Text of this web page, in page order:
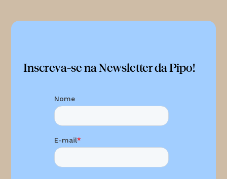
Inscreva-se na Newsletter da Pipo!